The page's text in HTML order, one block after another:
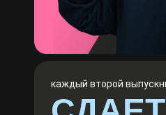
каждый второй